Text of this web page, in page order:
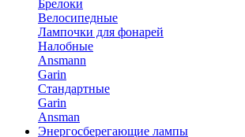
Брелоки
Велосипедные
Лампочки для фонарей
Налобные
Ansmann
Garin
Стандартные
Garin
Ansman
Энергосберегающие лампы